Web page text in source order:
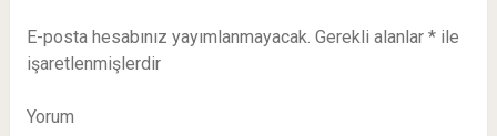
E-posta hesabınız yayımlanmayacak. Gerekli alanlar *ile
işaretlenmişlerdir
Yorum